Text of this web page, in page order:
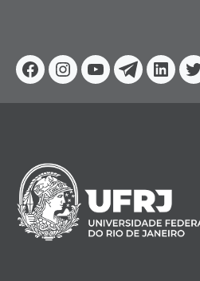
Facebook
Instagram
YoutubeTelegram